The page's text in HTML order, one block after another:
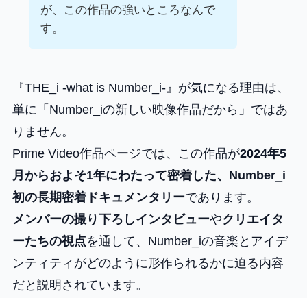
が、この作品の強いところなんで
す。
『THE_i -what is Number_i-』が気になる理由は、
単に「Number_iの新しい映像作品だから」ではあ
りません。
Prime Video作品ページでは、この作品が2024年5
月からおよそ1年にわたって密着した、Number_i
初の長期密着ドキュメンタリーであります。
メンバーの撮り下ろしインタビューやクリエイタ
ーたちの視点を通して、Number_iの音楽とアイデ
ンティティがどのように形作られるかに迫る内容
だと説明されています。